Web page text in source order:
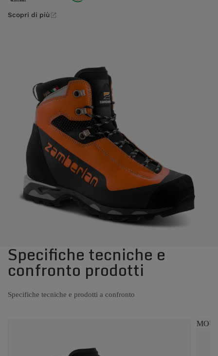
Scopri di più
Specifiche tecniche e
confronto prodotti
Specifiche tecniche e prodotti a confronto